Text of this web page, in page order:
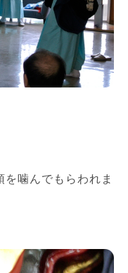
噛んでもらわれま